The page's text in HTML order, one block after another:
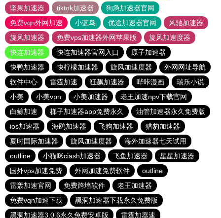
坚果加速器
tiktok加速器
狗急加速器官网
免费vqn外网加速
小蓝鸟 优途加速器官网
风驰加速器
旋风加速器
免费vps加速器外网苹果版
旋风加速度器
快连加速器
快连加速器官网入口
原子加速器
快鸭加速器
快柠檬加速器 旋风加速度器
外网网址导航
软件中心
雷霆加速 狂飙加速器 哔咔漫画
瑞乐小说
小美
小美vpn 小美加速器
老王加速npv下载官网
白鲸加速
梯子加速器app免费永久
油管加速器永久免费版
ios加速器
海鸥加速器 飞狗加速器
猎豹加速器
夏时国际加速器
旋风加速度器
海外加速器七天试用
outline
小猫咪ciash加速器 飞鱼加速器
星星加速器
国外vps加速免费
外网加速免费软件
outline
雷轰加速官网
免费跨墙软件
老王加速器
免费vqn加速下载
黑洞加速器下载永久免费版
黑洞加速器3.0.6永久免费安卓版
雷霆加器速